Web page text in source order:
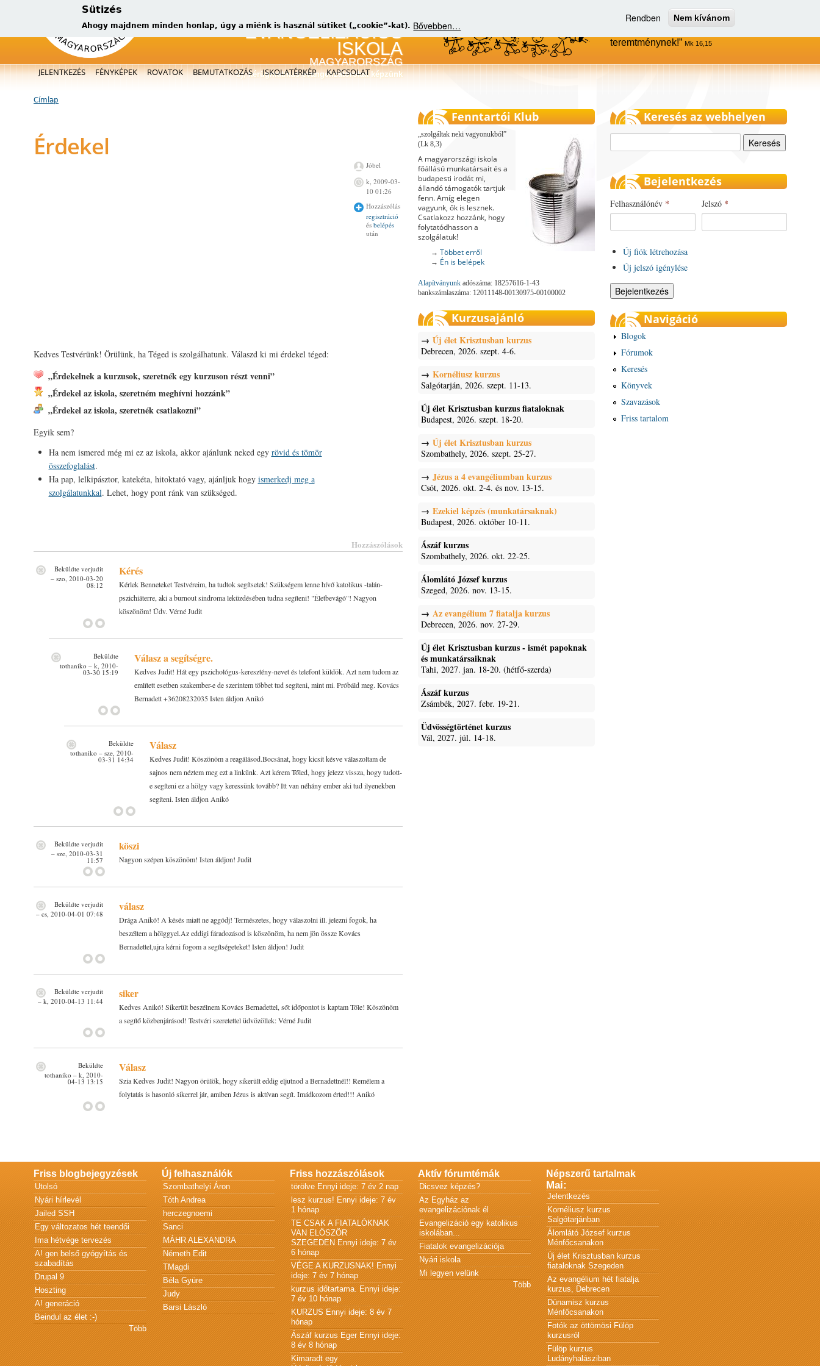
Sütizés
Ahogy majdnem minden honlap, úgy a miénk is használ sütiket („cookie”-kat). Bővebben…
Rendben Nem kívánom
új, kérügmatikus evangelizátorokat képzünk
Menjetek el az egész világra, és
teremtménynek!
Mk 16,15
Főmenü
JELENTKEZÉS FÉNYKÉPEK ROVATOK BEMUTATKOZÁS ISKOLATÉRKÉP KAPCSOLAT
Jelenlegi hely
Címlap
Érdekel
Kedves Testvérünk! Örülünk, ha Téged is szolgálhatunk. Válaszd ki mi érdekel téged:
„Érdekelnek a kurzusok, szeretnék egy kurzuson részt venni”
„Érdekel az iskola, szeretném meghívni hozzánk”
„Érdekel az iskola, szeretnék csatlakozni”
Egyik sem?
Ha nem ismered még mi ez az iskola, akkor ajánlunk neked egy rövid és tömör
összefoglalást.
Ha pap, lelkipásztor, katekéta, hitoktató vagy, ajánljuk hogy ismerkedj meg a
szolgálatunkkal. Lehet, hogy pont ránk van szükséged.
Jóbel
k, 2009-03-
10 01:26
Hozzászólás
regisztráció
és belépés
után
Hozzászólások
Kérés
Kérlek Benneteket Testvéreim, ha tudtok segítsetek! Szükségem lenne hívő katolikus -talán-
pszichiáterre, aki a burnout sindroma leküzdésében tudna segíteni! "Életbevágó"! Nagyon
köszönöm! Üdv. Vérné Judit
Beküldte verjudit
– szo, 2010-03-20
08:12
Válasz a segítségre.
Kedves Judit! Hát egy pszichológus-keresztény-nevet és telefont küldök. Azt nem tudom az
említett esetben szakember-e de szerintem többet tud segíteni, mint mi. Próbáld meg. Kovács
Bernadett +36208232035 Isten áldjon Anikó
Beküldte
tothaniko – k, 2010-
03-30 15:19
Válasz
Kedves Judit! Köszönöm a reagálásod.Bocsánat, hogy kicsit késve válaszoltam de
sajnos nem néztem meg ezt a linkünk. Azt kérem Tőled, hogy jelezz vissza, hogy tudott-
e segíteni ez a hölgy vagy keressünk tovább? Itt van néhány ember aki tud ilyenekben
segíteni. Isten áldjon Anikó
Beküldte
tothaniko – sze, 2010-
03-31 14:34
köszi
Nagyon szépen köszönöm! Isten áldjon! Judit
Beküldte verjudit
– sze, 2010-03-31
11:57
válasz
Drága Anikó! A késés miatt ne aggódj! Természetes, hogy válaszolni ill. jelezni fogok, ha
beszéltem a hölggyel.Az eddigi fáradozásod is köszönöm, ha nem jön össze Kovács
Bernadettel,ujra kérni fogom a segítségeteket! Isten áldjon! Judit
Beküldte verjudit
– cs, 2010-04-01 07:48
siker
Kedves Anikó! Sikerült beszélnem Kovács Bernadettel, sőt időpontot is kaptam Tőle! Köszönöm
a segítő közbenjárásod! Testvéri szeretettel üdvözöllek: Vérné Judit
Beküldte verjudit
– k, 2010-04-13 11:44
Válasz
Szia Kedves Judit! Nagyon örülök, hogy sikerült eddig eljutnod a Bernadettnél!! Remélem a
folytatás is hasonló sikerrel jár, amiben Jézus is aktívan segít. Imádkozom érted!!! Anikó
Beküldte
tothaniko – k, 2010-
04-13 13:15
Fenntartói Klub
szolgáltak neki vagyonukból
(Lk 8,3)
A magyarországi iskola
főállású munkatársait és a
budapesti irodát mi,
állandó támogatók tartjuk
fenn. Amíg elegen
vagyunk, ők is lesznek.
Csatlakozz hozzánk, hogy
folytatódhasson a
szolgálatuk!
→ Többet erről
→ Én is belépek
Alapítványunk adószáma: 18257616-1-43
bankszámlaszáma: 12011148-00130975-00100002
Kurzusajánló
Új élet Krisztusban kurzus
Debrecen, 2026. szept. 4-6.
Kornéliusz kurzus
Salgótarján, 2026. szept. 11-13.
Új élet Krisztusban kurzus fiataloknak
Budapest, 2026. szept. 18-20.
Új élet Krisztusban kurzus
Szombathely, 2026. szept. 25-27.
Jézus a 4 evangéliumban kurzus
Csót, 2026. okt. 2-4. és nov. 13-15.
Ezekiel képzés (munkatársaknak)
Budapest, 2026. október 10-11.
Ászáf kurzus
Szombathely, 2026. okt. 22-25.
Álomlátó József kurzus
Szeged, 2026. nov. 13-15.
Az evangélium 7 fiatalja kurzus
Debrecen, 2026. nov. 27-29.
Új élet Krisztusban kurzus - ismét papoknak
és munkatársaiknak
Tahi, 2027. jan. 18-20. (hétfő-szerda)
Ászáf kurzus
Zsámbék, 2027. febr. 19-21.
Üdvösségtörténet kurzus
Vál, 2027. júl. 14-18.
Keresés az webhelyen
Bejelentkezés
Felhasználónév * Jelszó *
Új fiók létrehozása
Új jelszó igénylése
Navigáció
Blogok
Fórumok
Keresés
Könyvek
Szavazások
Friss tartalom
Friss blogbejegyzések
Utolsó
Nyári hírlevél
Jailed SSH
Egy változatos hét teendői
Ima hétvége tervezés
A! gen belső gyógyítás és
szabadítás
Drupal 9
Hoszting
A! generáció
Beindul az élet :-)
Több
Új felhasználók
Szombathelyi Áron
Tóth Andrea
herczegnoemi
Sanci
MÁHR ALEXANDRA
Németh Edit
TMagdi
Béla Gyüre
Judy
Barsi László
Friss hozzászólások
törölve Ennyi ideje: 7 év 2 nap
lesz kurzus! Ennyi ideje: 7 év
1 hónap
TE CSAK A FIATALÓKNAK
VAN ELÖSZÖR
SZEGEDEN Ennyi ideje: 7 év
6 hónap
VÉGE A KURZUSNAK! Ennyi
ideje: 7 év 7 hónap
kurzus időtartama. Ennyi ideje:
7 év 10 hónap
KURZUS Ennyi ideje: 8 év 7
hónap
Ászáf kurzus Eger Ennyi ideje:
8 év 8 hónap
Kimaradt egy
Aktív fórumtémák
Dicsvez képzés?
Az Egyház az
evangelizációnak él
Evangelizáció egy katolikus
iskolában...
Fiatalok evangelizációja
Nyári iskola
Mi legyen velünk
Több
Népszerű tartalmak
Mai:
Jelentkezés
Kornéliusz kurzus
Salgótarjánban
Álomlátó József kurzus
Ménfőcsanakon
Új élet Krisztusban kurzus
fiataloknak Szegeden
Az evangélium hét fiatalja
kurzus, Debrecen
Dünamisz kurzus
Ménfőcsanakon
Fotók az öttömösi Fülöp
kurzusról
Fülöp kurzus
Ludányhalásziban